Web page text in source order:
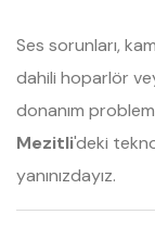
Ses sorunları,
dahili hoparlör
donanım
Mezitli'deki
yanınızdayız.